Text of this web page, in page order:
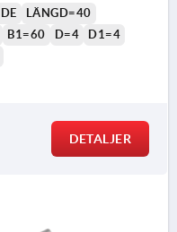
LÄNGD=40
B1=60 D=4
D1=4
DETALJER